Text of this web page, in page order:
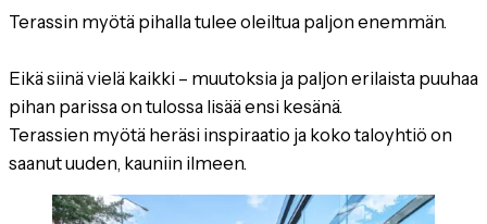
Terassin myötä pihalla tulee oleiltua paljon enemmän.
Eikä siinä vielä kaikki – muutoksia ja paljon erilaista puuhaa
pihan parissa on tulossa lisää ensi kesänä.
Terassien myötä heräsi inspiraatio ja koko taloyhtiö on
saanut uuden, kauniin ilmeen.